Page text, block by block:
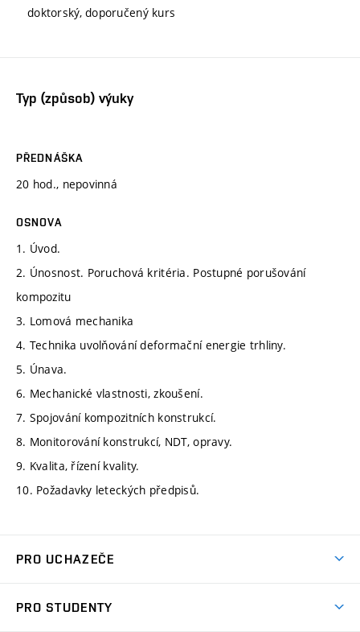
doktorský, doporučený kurs
Typ (způsob) výuky
PŘEDNÁŠKA
20 hod., nepovinná
OSNOVA
1. Úvod.
2. Únosnost. Poruchová kritéria. Postupné porušování
kompozitu
3. Lomová mechanika
4. Technika uvolňování deformační energie trhliny.
5. Únava.
6. Mechanické vlastnosti, zkoušení.
7. Spojování kompozitních konstrukcí.
8. Monitorování konstrukcí, NDT, opravy.
9. Kvalita, řízení kvality.
10. Požadavky leteckých předpisů.
PRO UCHAZEČE
PRO STUDENTY